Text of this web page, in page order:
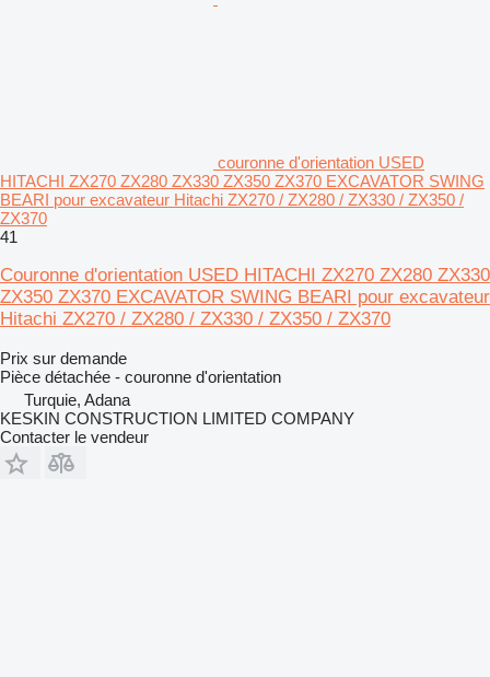
couronne d'orientation USED
HITACHI ZX270 ZX280 ZX330 ZX350 ZX370 EXCAVATOR SWING
BEARI pour excavateur Hitachi ZX270 / ZX280 / ZX330 / ZX350 /
ZX370
41
Couronne d'orientation USED HITACHI ZX270 ZX280 ZX330
ZX350 ZX370 EXCAVATOR SWING BEARI pour excavateur
Hitachi ZX270 / ZX280 / ZX330 / ZX350 / ZX370
Prix sur demande
Pièce détachée - couronne d'orientation
Turquie, Adana
KESKIN CONSTRUCTION LIMITED COMPANY
Contacter le vendeur